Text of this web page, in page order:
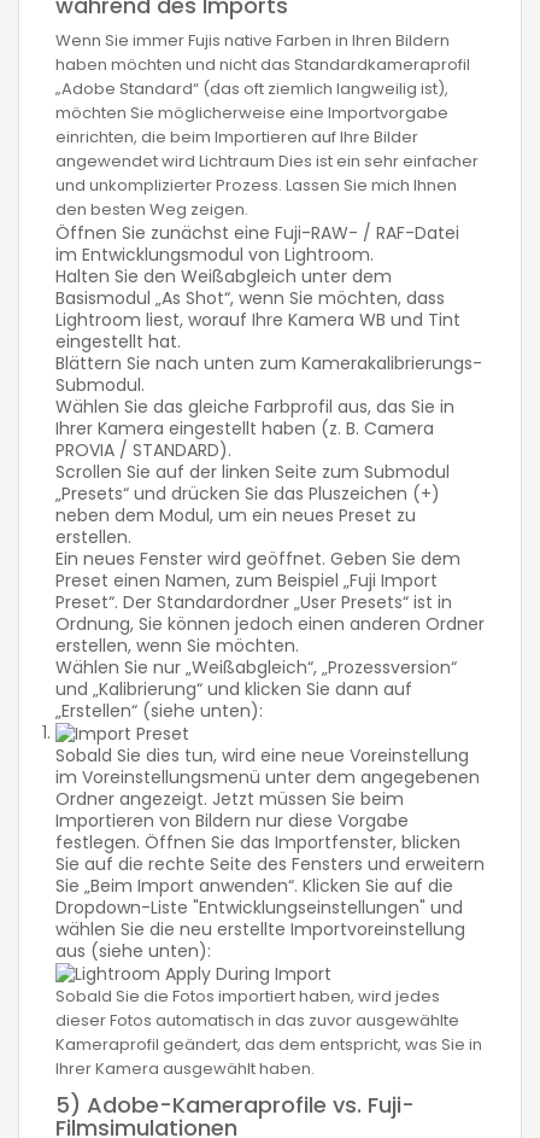
Wenn Sie immer Fujis native Farben in Ihren Bildern
haben möchten und nicht das Standardkameraprofil
„Adobe Standard“ (das oft ziemlich langweilig ist),
möchten Sie möglicherweise eine Importvorgabe
einrichten, die beim Importieren auf Ihre Bilder
angewendet wird Lichtraum Dies ist ein sehr einfacher
und unkomplizierter Prozess. Lassen Sie mich Ihnen
den besten Weg zeigen.
Öffnen Sie zunächst eine Fuji-RAW- / RAF-Datei
im Entwicklungsmodul von Lightroom.
Halten Sie den Weißabgleich unter dem
Basismodul „As Shot“, wenn Sie möchten, dass
Lightroom liest, worauf Ihre Kamera WB und Tint
eingestellt hat.
Blättern Sie nach unten zum Kamerakalibrierungs-
Submodul.
Wählen Sie das gleiche Farbprofil aus, das Sie in
Ihrer Kamera eingestellt haben (z. B. Camera
PROVIA / STANDARD).
Scrollen Sie auf der linken Seite zum Submodul
„Presets“ und drücken Sie das Pluszeichen (+)
neben dem Modul, um ein neues Preset zu
erstellen.
Ein neues Fenster wird geöffnet. Geben Sie dem
Preset einen Namen, zum Beispiel „Fuji Import
Preset“. Der Standardordner „User Presets“ ist in
Ordnung, Sie können jedoch einen anderen Ordner
erstellen, wenn Sie möchten.
Wählen Sie nur „Weißabgleich“, „Prozessversion“
und „Kalibrierung“ und klicken Sie dann auf
„Erstellen“ (siehe unten):
Sobald Sie dies tun, wird eine neue Voreinstellung
im Voreinstellungsmenü unter dem angegebenen
Ordner angezeigt. Jetzt müssen Sie beim
Importieren von Bildern nur diese Vorgabe
festlegen. Öffnen Sie das Importfenster, blicken
Sie auf die rechte Seite des Fensters und erweitern
Sie „Beim Import anwenden“. Klicken Sie auf die
Dropdown-Liste "Entwicklungseinstellungen" und
wählen Sie die neu erstellte Importvoreinstellung
aus (siehe unten):
Sobald Sie die Fotos importiert haben, wird jedes
dieser Fotos automatisch in das zuvor ausgewählte
Kameraprofil geändert, das dem entspricht, was Sie in
Ihrer Kamera ausgewählt haben.
5) Adobe-Kameraprofile vs. Fuji-
Filmsimulationen